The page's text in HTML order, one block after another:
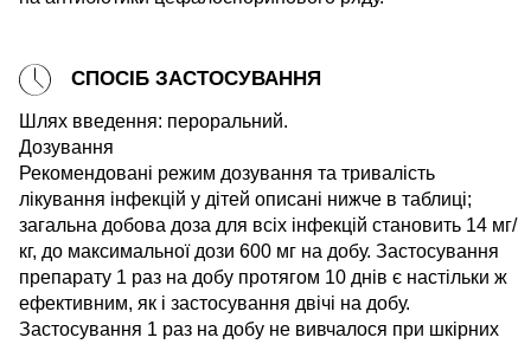
СПОСІБ ЗАСТОСУВАННЯ
Шлях введення: пероральний.
Дозування
Рекомендовані режим дозування та тривалість
лікування інфекцій у дітей описані нижче в таблиці;
загальна добова доза для всіх інфекцій становить 14 мг/
кг, до максимальної дози 600 мг на добу. Застосування
препарату 1 раз на добу протягом 10 днів є настільки ж
ефективним, як і застосування двічі на добу.
Застосування 1 раз на добу не вивчалося при шкірних